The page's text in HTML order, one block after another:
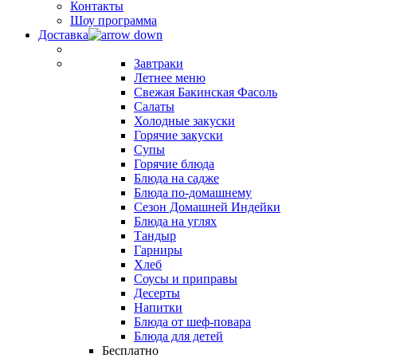
Контакты
Шоу программа
Доставка
Завтраки
Летнее меню
Свежая Бакинская Фасоль
Салаты
Холодные закуски
Горячие закуски
Супы
Горячие блюда
Блюда на садже
Блюда по-домашнему
Сезон Домашней Индейки
Блюда на углях
Тандыр
Гарниры
Хлеб
Соусы и приправы
Десерты
Напитки
Блюда от шеф-повара
Блюда для детей
Бесплатно